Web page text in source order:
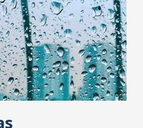
especialmente, de
Assim que a
novo assessor será
já que o acolham com
Deixo meu nov...